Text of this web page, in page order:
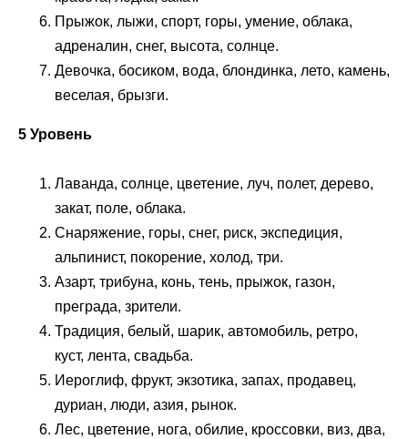
Прыжок, лыжи, спорт, горы, умение, облака,
адреналин, снег, высота, солнце.
Девочка, босиком, вода, блондинка, лето, камень,
веселая, брызги.
5 Уровень
Лаванда, солнце, цветение, луч, полет, дерево,
закат, поле, облака.
Снаряжение, горы, снег, риск, экспедиция,
альпинист, покорение, холод, три.
Азарт, трибуна, конь, тень, прыжок, газон,
преграда, зрители.
Традиция, белый, шарик, автомобиль, ретро,
куст, лента, свадьба.
Иероглиф, фрукт, экзотика, запах, продавец,
дуриан, люди, азия, рынок.
Лес, цветение, нога, обилие, кроссовки, виз, два,